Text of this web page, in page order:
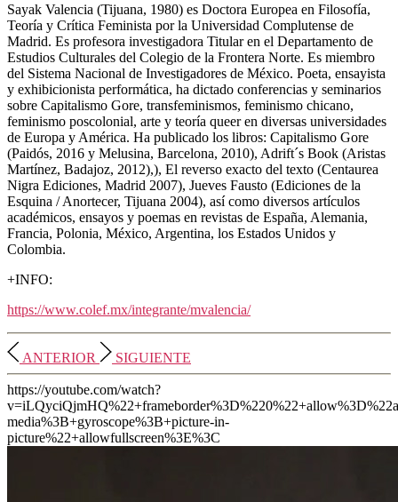
Sayak Valencia (Tijuana, 1980) es Doctora Europea en Filosofía,
Teoría y Crítica Feminista por la Universidad Complutense de
Madrid. Es profesora investigadora Titular en el Departamento de
Estudios Culturales del Colegio de la Frontera Norte. Es miembro
del Sistema Nacional de Investigadores de México. Poeta, ensayista
y exhibicionista performática, ha dictado conferencias y seminarios
sobre Capitalismo Gore, transfeminismos, feminismo chicano,
feminismo poscolonial, arte y teoría queer en diversas universidades
de Europa y América. Ha publicado los libros: Capitalismo Gore
(Paidós, 2016 y Melusina, Barcelona, 2010), Adrift´s Book (Aristas
Martínez, Badajoz, 2012),), El reverso exacto del texto (Centaurea
Nigra Ediciones, Madrid 2007), Jueves Fausto (Ediciones de la
Esquina / Anortecer, Tijuana 2004), así como diversos artículos
académicos, ensayos y poemas en revistas de España, Alemania,
Francia, Polonia, México, Argentina, los Estados Unidos y
Colombia.
+INFO:
https://www.colef.mx/integrante/mvalencia/
ANTERIOR SIGUIENTE
https://youtube.com/watch?
media%3B+gyroscope%3B+picture-in-
picture%22+allowfullscreen%3E%3C